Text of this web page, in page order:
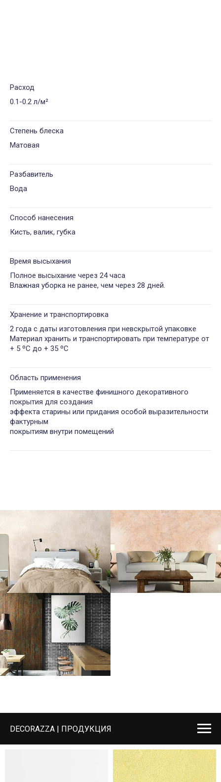
Расход
0.1-0.2 л/м²
Степень блеска
Матовая
Разбавитель
Вода
Способ нанесения
Кисть, валик, губка
Время высыхания
Полное высыхание через 24 часа
Влажная уборка не ранее, чем через 28 дней.
Хранение и транспортировка
2 года с даты изготовления при невскрытой упаковке
Материал хранить и транспортировать при температуре от
+ 5 ºС до + 35 ºС
Область применения
Применяется в качестве финишного декоративного
покрытия для создания
эффекта старины или придания особой выразительности
фактурным
покрытиям внутри помещений
DECORAZZA | ПРОДУКЦИЯ